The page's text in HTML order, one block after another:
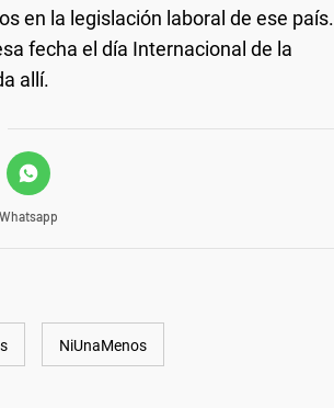
en la legislación laboral de ese país.
fecha el día Internacional de la
allí.
Whatsapp
NiUnaMenos